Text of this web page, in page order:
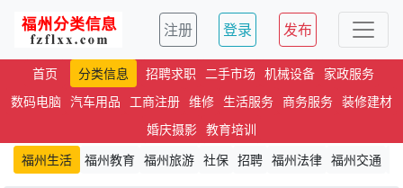
注册 登录 发布
首页 分类信息 招聘求职 二手市场 机械设备
家政服务
数码电脑 汽车用品 工商注册 维修 生活服务 商务服务 装修建材
婚庆摄影 教育培训
福州生活
福州教育 福州旅游 社保 招聘 福州法律 福州交通